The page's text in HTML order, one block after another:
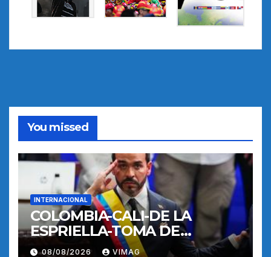
You missed
INTERNACIONAL
COLOMBIA-CALI-DE LA
ESPRIELLA-TOMA DE
POSESION
08/08/2026 VIMAG